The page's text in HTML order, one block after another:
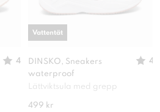
4
DINSKO, Sneakers
waterproof
4
Lättviktsula med grepp
499 kr
Vattentät